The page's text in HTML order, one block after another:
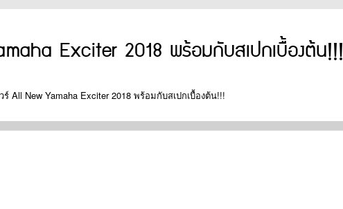
Exciter 2018 พร้อมกับสเปกเบื้องต้น!!!
All New Yamaha Exciter 2018 พร้อมกับสเปกเบื้องต้น!!!